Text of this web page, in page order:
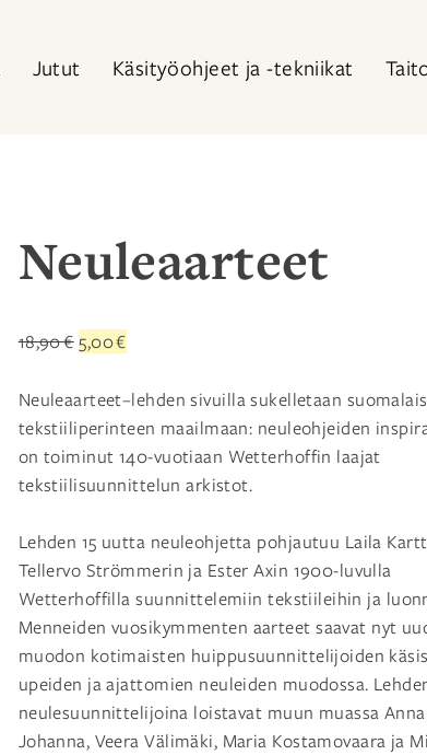
Jutut Käsityöohjeet ja -tekniikat
Neuleaarteet
18,90€Alkuperäinen
oli:
18,90 €.
5,00€Nykyinen
on:
5,00 €.
Neuleaarteet–lehden sivuilla sukelletaan
tekstiiliperinteen maailmaan: neuleohjeiden
on toiminut 140-vuotiaan Wetterhoffin laajat
tekstiilisuunnittelun arkistot.
Lehden 15 uutta neuleohjetta pohjautuu Laila
Tellervo Strömmerin ja Ester Axin 1900-luvulla
Wetterhoffilla suunnittelemiin tekstiileihin ja
Menneiden vuosikymmenten aarteet saavat nyt
muodon kotimaisten huippusuunnittelijoiden
upeiden ja ajattomien neuleiden muodossa.
neulesuunnittelijoina loistavat muun muassa Anna
Johanna, Veera Välimäki, Maria Kostamovaara ja